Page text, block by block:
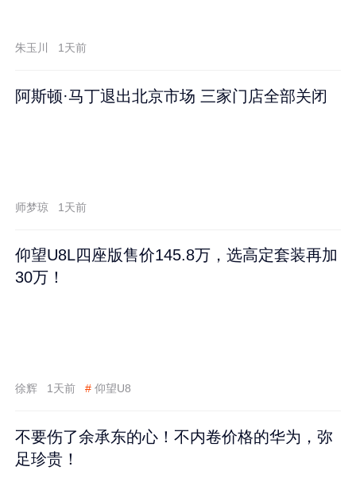
朱玉川 1天前
阿斯顿·马丁退出北京市场 三家门店全部关闭
师梦琼 1天前
仰望U8L四座版售价145.8万，选高定套装再加
30万！
徐辉 1天前 # 仰望U8
不要伤了余承东的心！不内卷价格的华为，弥
足珍贵！